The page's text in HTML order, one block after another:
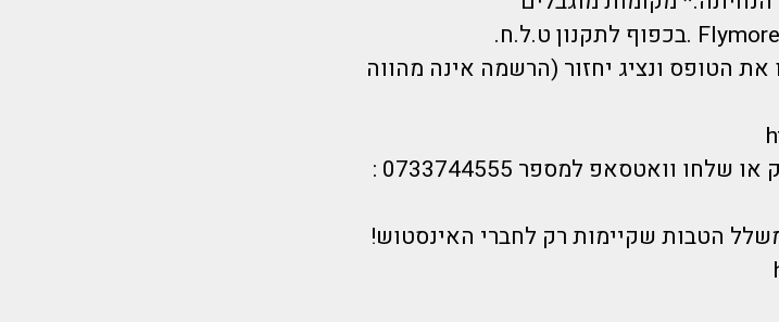
הטופס ונציג יחזור (הרשמה אינה מהווה
וואטסאפ למספר 0733744555 :
הטבות שקיימות רק לחברי האינסטוש!